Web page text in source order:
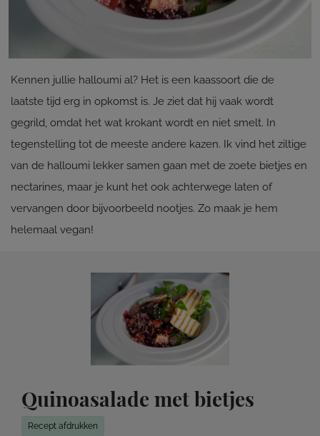
Kennen jullie halloumi al? Het is een kaassoort die de
laatste tijd erg in opkomst is. Je ziet dat hij vaak wordt
gegrild, omdat het wat krokant wordt en niet smelt. In
tegenstelling tot de meeste andere kazen. Ik vind het ziltige
van de halloumi lekker samen gaan met de zoete bietjes en
nectarines, maar je kunt het ook achterwege laten of
vervangen door bijvoorbeeld nootjes. Zo maak je hem
helemaal vegan!
Quinoasalade met bietjes
Recept afdrukken